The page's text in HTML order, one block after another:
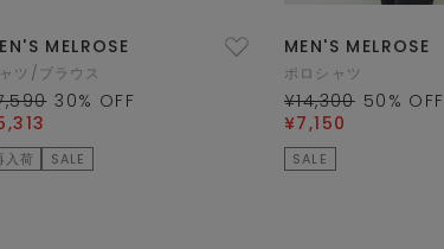
MELROSE
ツ/ブラウス
30% OFF
入荷 SALE
MEN'S MELROSE
ポロシャツ
¥14,300 50 % OFF
¥7,150
SALE